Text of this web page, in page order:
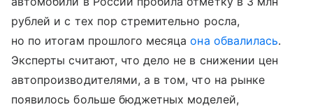
рублей и с тех пор стремительно росла,
но по итогам прошлого месяцаона обвалилась.
Эксперты считают, что дело не в снижении цен
автопроизводителями, а в том, что на рынке
появилось больше бюджетных моделей,